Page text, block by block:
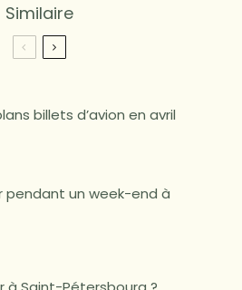
Similaire
billets d’avion en avril
pendant un week-end à